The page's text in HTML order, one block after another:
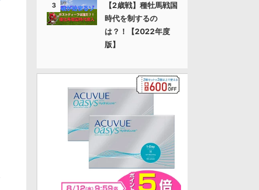
3
【2歳戦】種牡馬戦国
時代を制するの
は？！【2022年度
版】